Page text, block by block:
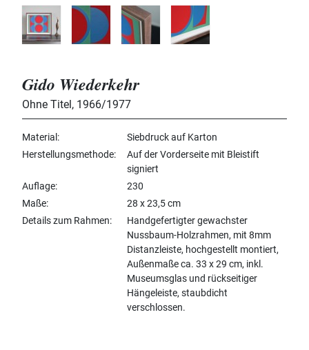
Gido Wiederkehr
Ohne Titel , 1966/1977
Material
Siebdruck auf Karton
Herstellungsmethode
Auf der Vorderseite mit Bleistift
signiert
Auflage
230
Maße
28 x 23,5 cm
Details zum Rahmen
Handgefertigter gewachster
Nussbaum-Holzrahmen, mit 8mm
Distanzleiste, hochgestellt montiert,
Außenmaße ca. 33 x 29 cm, inkl.
Museumsglas und rückseitiger
Hängeleiste, staubdicht
verschlossen.